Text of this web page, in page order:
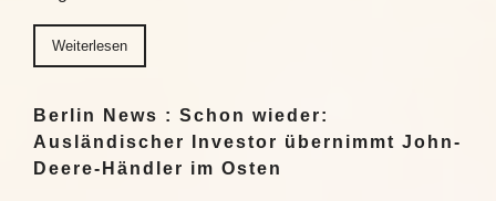
Weiterlesen
Berlin News : Schon wieder:
Ausländischer Investor übernimmt John-
Deere-Händler im Osten